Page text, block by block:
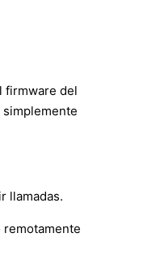
firmware del
llamadas.
remotamente